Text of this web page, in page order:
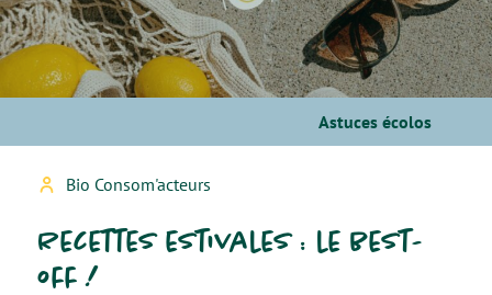
Astuces écolos
Bio Consom'acteurs
Recettes estivales : le best-
off !